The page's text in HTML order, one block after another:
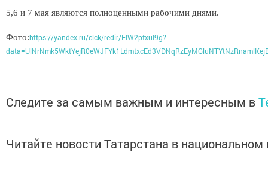
5,6 и 7 мая являются полноценными рабочими днями.
Фото:https://yandex.ru/clck/redir/EIW2pfxuI9g?
Следите за самым важным и интересным в
Читайте новости Татарстана в